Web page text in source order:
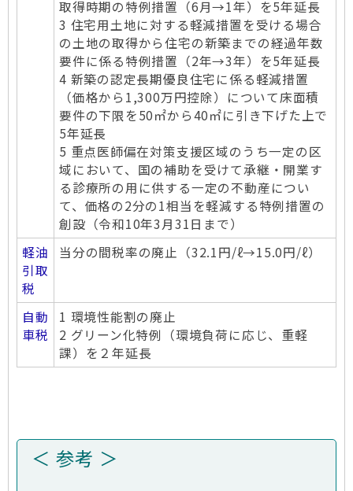
取得時期の特例措置（6月→1年）を5年延長
3 住宅用土地に対する軽減措置を受ける場合
の土地の取得から住宅の新築までの経過年数
要件に係る特例措置（2年→3年）を5年延長
4 新築の認定長期優良住宅に係る軽減措置
（価格から1,300万円控除）について床面積
要件の下限を50㎡から40㎡に引き下げた上で
5年延長
5 重点医師偏在対策支援区域のうち一定の区
域において、国の補助を受けて承継・開業す
る診療所の用に供する一定の不動産につい
て、価格の2分の1相当を軽減する特例措置の
創設（令和10年3月31日まで）
軽油
引取
税
当分の間税率の廃止（32.1円/ℓ→15.0円/ℓ）
自動
車税
1 環境性能割の廃止
2 グリーン化特例（環境負荷に応じ、重軽
課）を２年延長
＜ 参考 ＞